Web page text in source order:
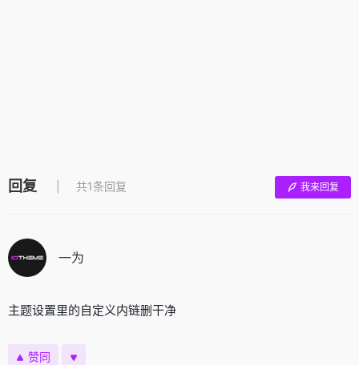
回复 共1条回复 我来回复
一为
主题设置里的自定义内链删干净
赞同